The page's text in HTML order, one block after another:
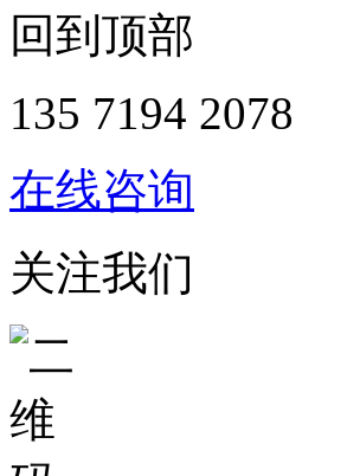
回到顶部
135 7194 2078
在线咨询
关注我们